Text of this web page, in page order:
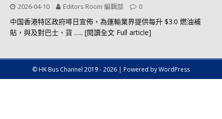
2026-04-10 Editors Room 編輯部 0
中国香港特区政府噚日宣佈，為運輸業界提供每升 $3.0 燃油補
貼，與及對巴士、貨 ….. [閱讀全文 Full article]
© HK Bus Channel 2019 - 2026 | Powered by WordPress